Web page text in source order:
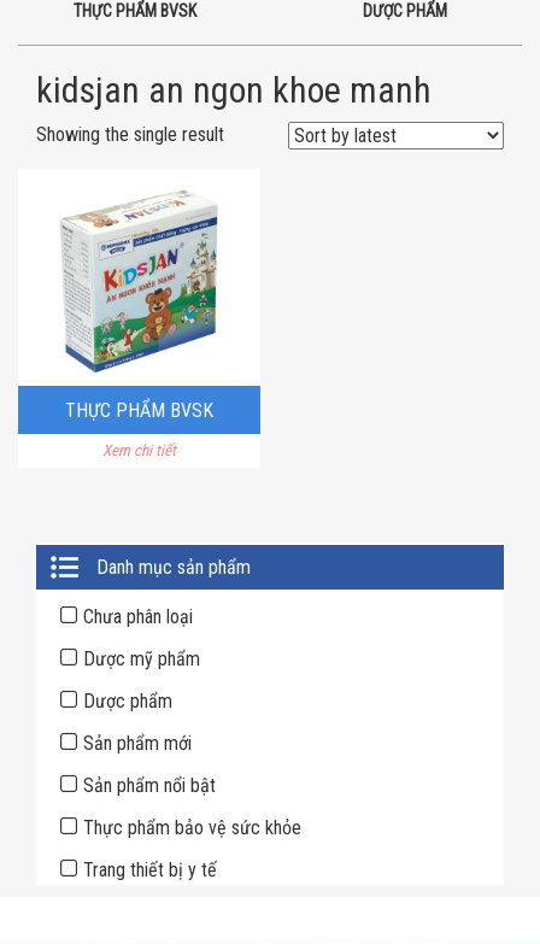
THỰC PHẨM BVSK DƯỢC PHẨM
Primary
Sidebar
Danh mục sản phẩm
Chưa phân loại
Dược mỹ phẩm
Dược phẩm
Sản phẩm mới
Sản phẩm nổi bật
Thực phẩm bảo vệ sức khỏe
Trang thiết bị y tế
kidsjan an ngon khoe manh
Showing the single result
THỰC PHẨM BVSK
KIDSJAN ĂN NGON KHỎE
Xem chi tiết